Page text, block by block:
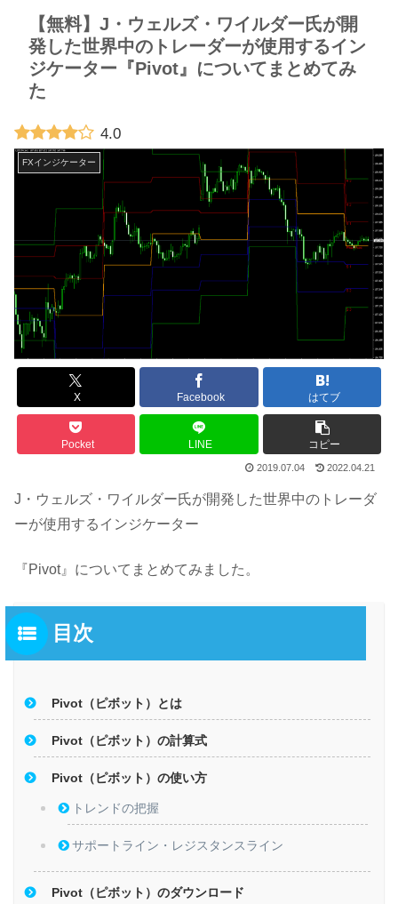
【無料】J・ウェルズ・ワイルダー氏が開
発した世界中のトレーダーが使用するイン
ジケーター『Pivot』についてまとめてみ
た
4.0
FXインジケーター
X Facebook はてブ
Pocket LINE コピー
2019.07.04 2022.04.21
J・ウェルズ・ワイルダー氏が開発した世界中のトレーダ
ーが使用するインジケーター
『Pivot』についてまとめてみました。
目次
Pivot（ピボット）とは
Pivot（ピボット）の計算式
Pivot（ピボット）の使い方
トレンドの把握
サポートライン・レジスタンスライン
Pivot（ピボット）のダウンロード